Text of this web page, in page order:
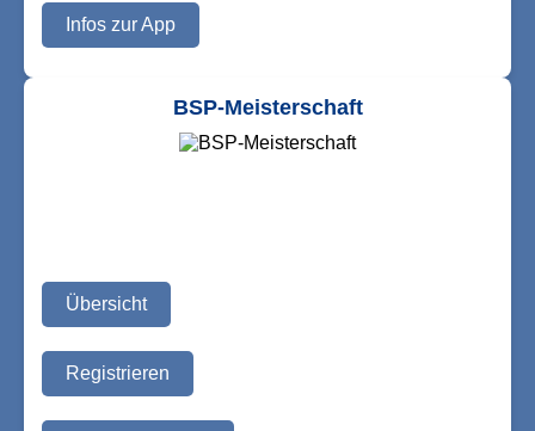
Infos zur App
BSP-Meisterschaft
Übersicht
Registrieren